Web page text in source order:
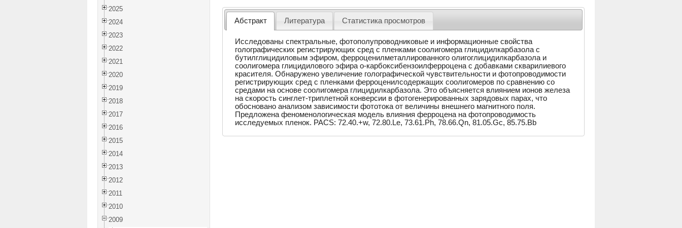
2025
2024
2023
2022
2021
2020
2019
2018
2017
2016
2015
2014
2013
2012
2011
2010
2009
Абстракт Литература Статистика просмотров
Исследованы спектральные, фотополупроводниковые и информационные свойства
голографических регистрирующих сред с пленками соолигомера глицидилкарбазола с
бутилглицидиловым эфиром, ферроценилметаллированного олигоглицидилкарбазола и
соолигомера глицидилового эфира о-карбоксибензоилферроцена с добавками скварилиевого
красителя. Обнаружено увеличение голографической чувствительности и фотопроводимости
регистрирующих сред с пленками ферроценилсодержащих соолигомеров по сравнению со
средами на основе соолигомера глицидилкарбазола. Это объясняется влиянием ионов железа
на скорость синглет-триплетной конверсии в фотогенерированных зарядовых парах, что
обосновано анализом зависимости фототока от величины внешнего магнитного поля.
Предложена феноменологическая модель влияния ферроцена на фотопроводимость
исследуемых пленок. PACS: 72.40.+w, 72.80.Le, 73.61.Ph, 78.66.Qn, 81.05.Gc, 85.75.Bb